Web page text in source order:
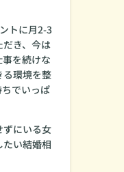
トに月2-3
き、今は
を続けな
る環境を整
でいっぱ
ずにいる女
い結婚相